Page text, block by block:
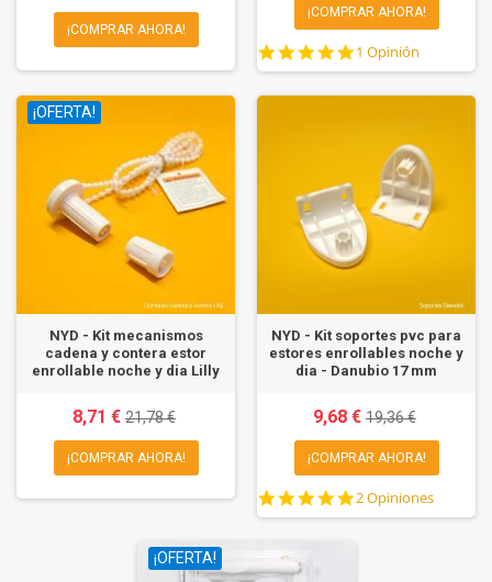
¡COMPRAR AHORA!
¡COMPRAR AHORA!
5.0
star
1 Opinión
¡OFERTA!
NYD - Kit mecanismos
cadena y contera estor
enrollable noche y dia Lilly
8,71 € 21,78 €
¡COMPRAR AHORA!
NYD - Kit soportes pvc para
estores enrollables noche y
dia - Danubio 17 mm
9,68 € 19,36 €
¡COMPRAR AHORA!
5.0
star
2 Opiniones
¡OFERTA!